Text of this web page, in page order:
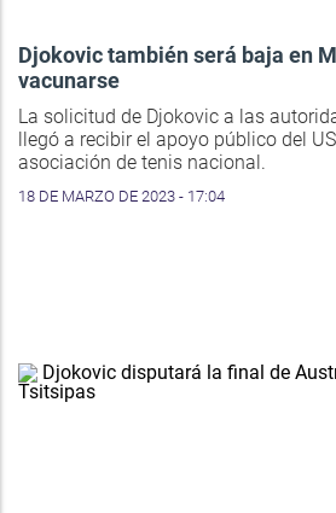
Djokovic también será baja en
vacunarse
La solicitud de Djokovic a las
llegó a recibir el apoyo público del
asociación de tenis nacional.
18 DE MARZO DE 2023 - 17:04